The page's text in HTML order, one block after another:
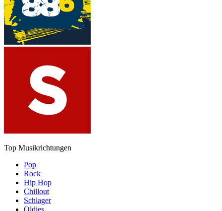
Top Musikrichtungen
Pop
Rock
Hip Hop
Chillout
Schlager